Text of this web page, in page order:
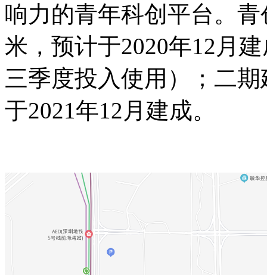
响力的青年科创平台。
米，预计于2020年12月
三季度投入使用）；二
于2021年12月建成。